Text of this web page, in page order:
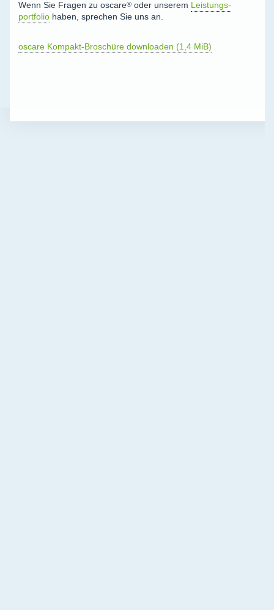
Wenn Sie Fragen zu oscare® oder unserem Leistungs­
portfolio haben, sprechen Sie uns an.
oscare Kompakt-Broschüre downloaden (1,4 MiB)